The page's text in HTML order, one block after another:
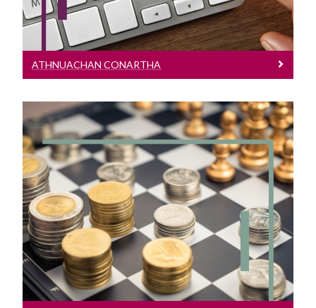
ATHNUACHAN CONARTHA
Ionad Costais An Fhostaí A Athrú
Cliceáil anseo chun tuilleadh eolais a
fháil faoi ionad costais an fhostaí a
athrú